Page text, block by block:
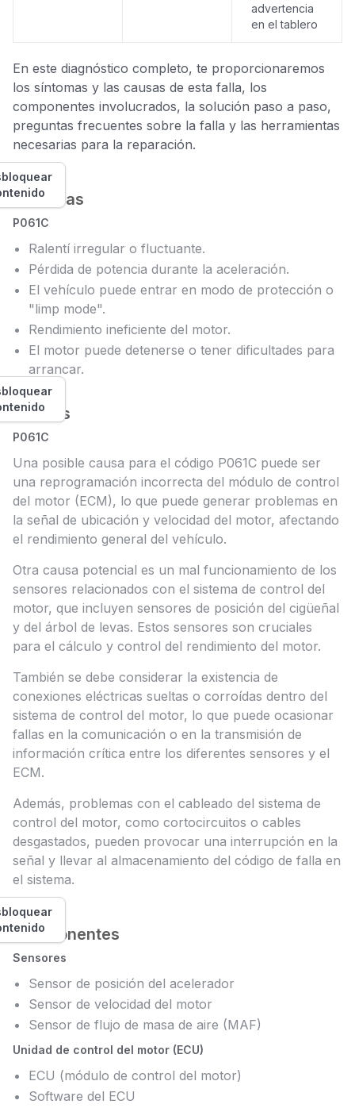
advertencia
en el tablero
En este diagnóstico completo, te proporcionaremos
los síntomas y las causas de esta falla, los
componentes involucrados, la solución paso a paso,
preguntas frecuentes sobre la falla y las herramientas
necesarias para la reparación.
Síntomas
P061C
Ralentí irregular o fluctuante.
Pérdida de potencia durante la aceleración.
El vehículo puede entrar en modo de protección o
"limp mode".
Rendimiento ineficiente del motor.
El motor puede detenerse o tener dificultades para
arrancar.
Causas
P061C
Una posible causa para el código P061C puede ser
una reprogramación incorrecta del módulo de control
del motor (ECM), lo que puede generar problemas en
la señal de ubicación y velocidad del motor, afectando
el rendimiento general del vehículo.
Otra causa potencial es un mal funcionamiento de los
sensores relacionados con el sistema de control del
motor, que incluyen sensores de posición del cigüeñal
y del árbol de levas. Estos sensores son cruciales
para el cálculo y control del rendimiento del motor.
También se debe considerar la existencia de
conexiones eléctricas sueltas o corroídas dentro del
sistema de control del motor, lo que puede ocasionar
fallas en la comunicación o en la transmisión de
información crítica entre los diferentes sensores y el
ECM.
Además, problemas con el cableado del sistema de
control del motor, como cortocircuitos o cables
desgastados, pueden provocar una interrupción en la
señal y llevar al almacenamiento del código de falla en
el sistema.
Componentes
Sensores
Sensor de posición del acelerador
Sensor de velocidad del motor
Sensor de flujo de masa de aire (MAF)
Unidad de control del motor (ECU)
ECU (módulo de control del motor)
Software del ECU